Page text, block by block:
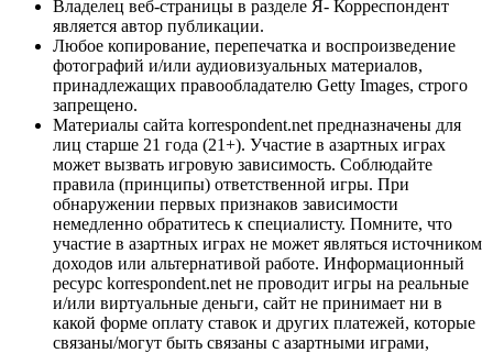
Владелец веб-страницы в разделе Я- Корреспондент
является автор публикации.
Любое копирование, перепечатка и воспроизведение
фотографий и/или аудиовизуальных материалов,
принадлежащих правообладателю Getty Images, строго
запрещено.
Материалы сайта korrespondent.net предназначены для
лиц старше 21 года (21+). Участие в азартных играх
может вызвать игровую зависимость. Соблюдайте
правила (принципы) ответственной игры. При
обнаружении первых признаков зависимости
немедленно обратитесь к специалисту. Помните, что
участие в азартных играх не может являться источником
доходов или альтернативой работе. Информационный
ресурс korrespondent.net не проводит игры на реальные
и/или виртуальные деньги, сайт не принимает ни в
какой форме оплату ставок и других платежей, которые
связаны/могут быть связаны с азартными играми,